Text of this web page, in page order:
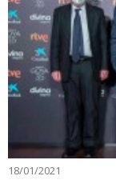
18/01/2021